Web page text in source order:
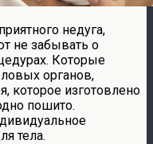
недуга,
не забывать о
Которые
органов,
которое изготовлено
пошито.
тела.